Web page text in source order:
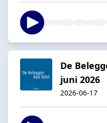
De
juni 2026
2026-06-17